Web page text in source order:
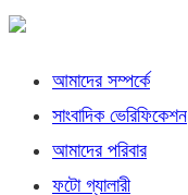
আমাদের সম্পর্কে
সাংবাদিক ভেরিফিকেশন
আমাদের পরিবার
ফটো গ্যালারী